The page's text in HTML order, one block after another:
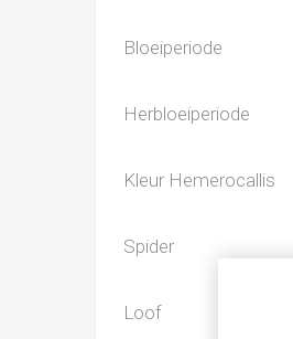
Bloeiperiode
Herbloeiperiode
Kleur Hemerocallis
Spider
Loof